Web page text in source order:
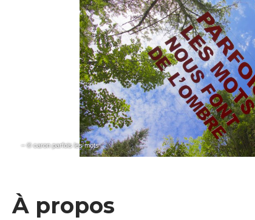
– © caron parfois les mots
À propos